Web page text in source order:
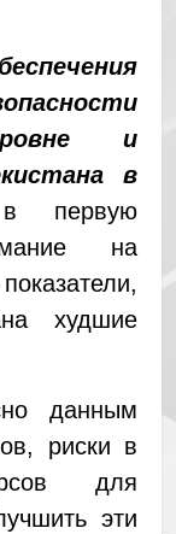
и
в
в первую
на
худшие
данным
риски в
для
эти